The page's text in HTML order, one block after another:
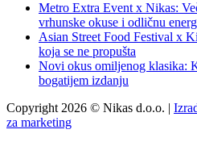
Metro Extra Event x Nikas:
vrhunske okuse i odličnu
Asian Street Food Festival x
koja se ne propušta
Novi okus omiljenog klasika:
bogatijem izdanju
Copyright 2026 © Nikas d.o.o. |
za marketing